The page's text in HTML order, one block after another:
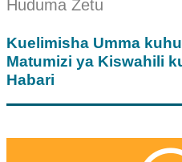
Huduma Zetu
Kuelimisha Umma
Matumizi ya Kiswahili
Habari